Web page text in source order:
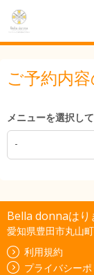
ご予約内
メニューを選択し
-
Bella donnaはり
愛知県豊田市丸山
利用規約
プライバシー